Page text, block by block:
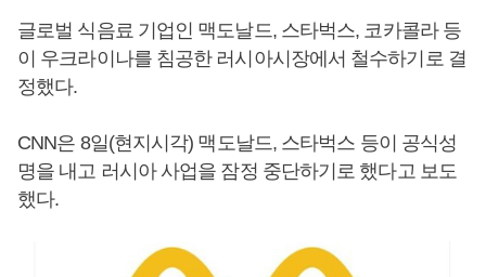
글로벌 식음료 기업인 맥도날드, 스타벅스, 코카콜라 등
이 우크라이나를 침공한 러시아시장에서 철수하기로 결
정했다.
CNN은 8일(현지시각) 맥도날드, 스타벅스 등이 공식성
명을 내고 러시아 사업을 잠정 중단하기로 했다고 보도
했다.